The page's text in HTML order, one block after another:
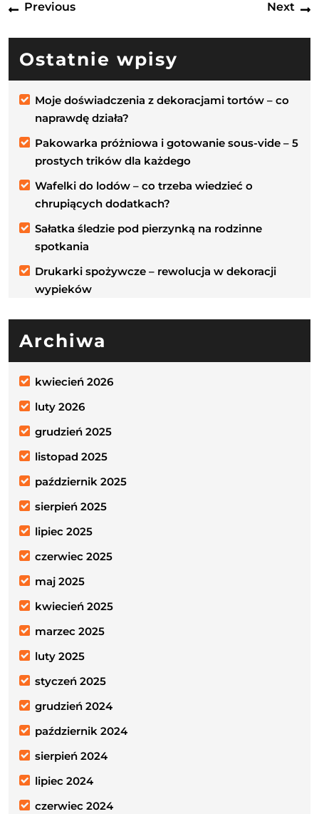
wpisu
PreviousPrevious
Next
Ostatnie wpisy
Moje doświadczenia z dekoracjami tortów – co
naprawdę działa?
Pakowarka próżniowa i gotowanie sous-vide – 5
prostych trików dla każdego
Wafelki do lodów – co trzeba wiedzieć o
chrupiących dodatkach?
Sałatka śledzie pod pierzynką na rodzinne
spotkania
Drukarki spożywcze – rewolucja w dekoracji
wypieków
Archiwa
kwiecień 2026
luty 2026
grudzień 2025
listopad 2025
październik 2025
sierpień 2025
lipiec 2025
czerwiec 2025
maj 2025
kwiecień 2025
marzec 2025
luty 2025
styczeń 2025
grudzień 2024
październik 2024
sierpień 2024
lipiec 2024
czerwiec 2024